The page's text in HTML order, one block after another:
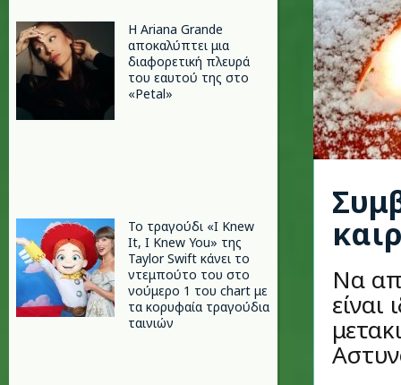
Η Ariana Grande
αποκαλύπτει μια
διαφορετική πλευρά
του εαυτού της στο
«Petal»
Το τραγούδι «I Knew
It, I Knew You» της
Taylor Swift κάνει το
ντεμπούτο του στο
νούμερο 1 του chart με
τα κορυφαία τραγούδια
ταινιών
Να
είναι